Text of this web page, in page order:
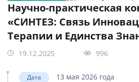
Научно-практическая
«СИНТЕЗ: Связь
Терапии и Единства
19.12.2025 996
Дата 13 мая 2026 года